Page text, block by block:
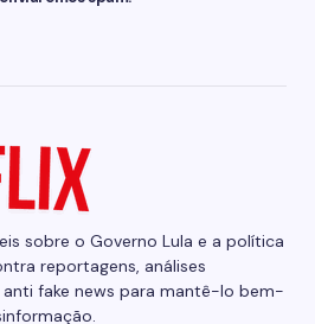
sobre o Governo Lula e a política
reportagens, análises
fake news para mantê-lo bem-